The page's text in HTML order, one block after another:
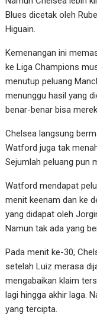
Blues dicetak oleh
Higuain.
Kemenangan ini
ke Liga Champions
menutup peluang
menunggu hasil yang
benar-benar bisa
Chelsea langsung
Watford juga tak
Sejumlah peluang pun
Watford mendapat
menit keenam dan ke
yang didapat oleh
Namun tak ada yang
Pada menit ke-30,
setelah Luiz merasa
mengabaikan klaim
lagi hingga akhir laga.
yang tercipta.